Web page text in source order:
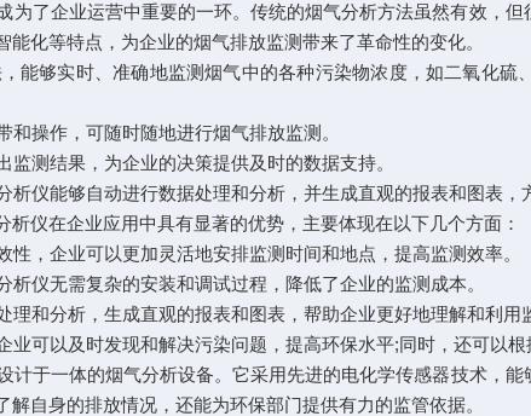
企业运营中重要的一环。传统的烟气分析方法虽然有效，但
化等特点，为企业的烟气排放监测带来了革命性的变化。
够实时、准确地监测烟气中的各种污染物浓度，如二氧化硫
操作，可随时随地进行烟气排放监测。
测结果，为企业的决策提供及时的数据支持。
能够自动进行数据处理和分析，并生成直观的报表和图表，
在企业应用中具有显著的优势，主要体现在以下几个方面：
企业可以更加灵活地安排监测时间和地点，提高监测效率。
仪无需复杂的安装和调试过程，降低了企业的监测成本。
分析，生成直观的报表和图表，帮助企业更好地理解和利用
以及时发现和解决污染问题，提高环保水平;同时，还可以根
计于一体的烟气分析设备。它采用先进的电化学传感器技术，
自身的排放情况，还能为环保部门提供有力的监管依据。